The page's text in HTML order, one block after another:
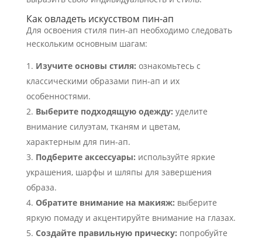
Как овладеть искусством пин-ап
Для освоения стиля пин-ап необходимо следовать
нескольким основным шагам:
Изучите основы стиля: ознакомьтесь с
классическими образами пин-ап и их
особенностями.
Выберите подходящую одежду: уделите
внимание силуэтам, тканям и цветам,
характерным для пин-ап.
Подберите аксессуары: используйте яркие
украшения, шарфы и шляпы для завершения
образа.
Обратите внимание на макияж: выберите
яркую помаду и акцентируйте внимание на глазах.
Создайте правильную прическу: попробуйте